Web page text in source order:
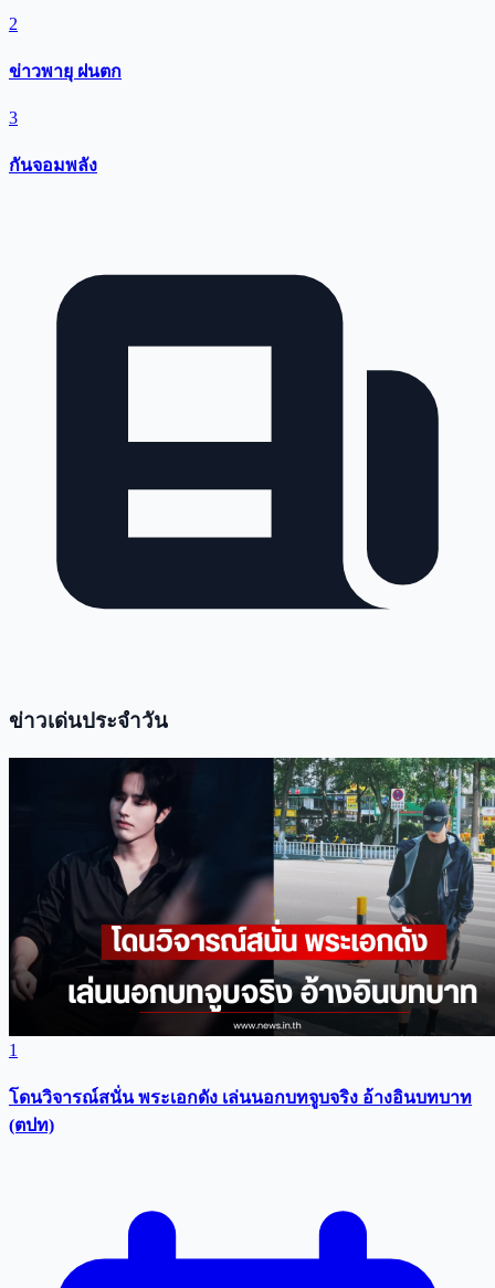
2
ข่าวพายุ ฝนตก
3
กันจอมพลัง
ข่าวเด่นประจำวัน
1
โดนวิจารณ์สนั่น พระเอกดัง เล่นนอกบทจูบจริง อ้างอินบทบาท
(ตปท)